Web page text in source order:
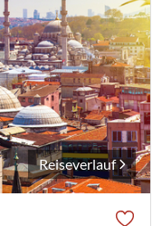
Reiseverlauf